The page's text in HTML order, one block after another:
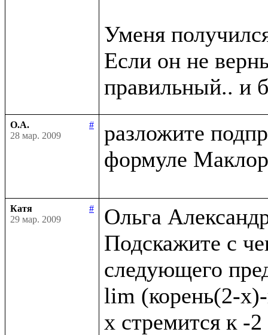
Уменя
Если он не
О.А.
#
28 мар. 2009
разложите
формуле
Катя
#
29 мар. 2009
Ольга
Подскажите с
следующего
lim (корень(2-
x стремится к -2